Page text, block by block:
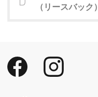
（リースバック）